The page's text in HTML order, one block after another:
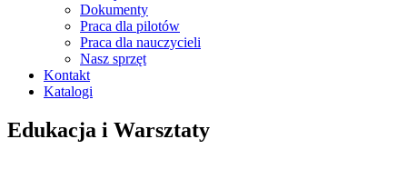
Dokumenty
Praca dla pilotów
Praca dla nauczycieli
Nasz sprzęt
Kontakt
Katalogi
Edukacja i Warsztaty